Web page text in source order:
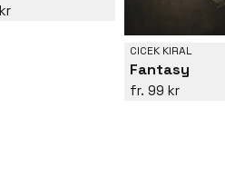
CICEK KIRAL
Fantasy
99 kr